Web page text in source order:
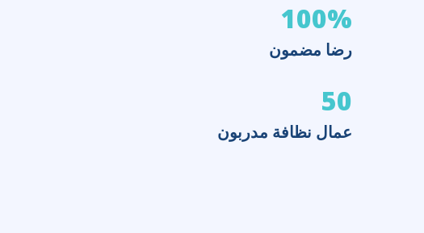
100%
رضا مضمون
50
عمال نظافة مدربون